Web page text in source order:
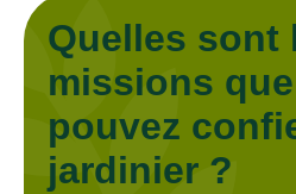
Quelles sont
missions
pouvez
jardinier ?